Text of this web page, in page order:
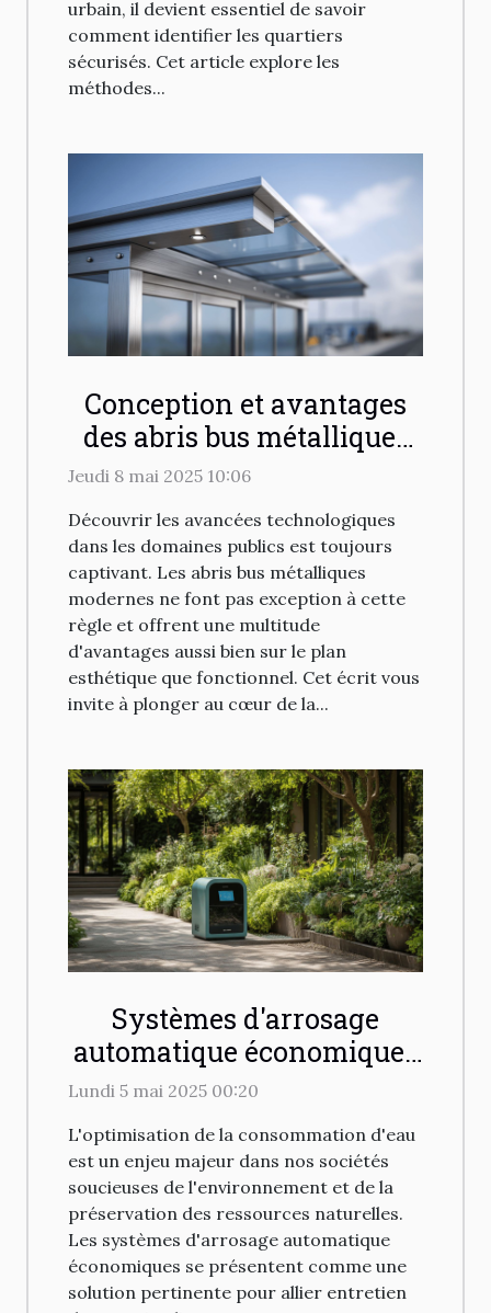
urbain, il devient essentiel de savoir
comment identifier les quartiers
sécurisés. Cet article explore les
méthodes...
Conception et avantages
des abris bus métalliques
modernes
Jeudi 8 mai 2025 10:06
Découvrir les avancées technologiques
dans les domaines publics est toujours
captivant. Les abris bus métalliques
modernes ne font pas exception à cette
règle et offrent une multitude
d'avantages aussi bien sur le plan
esthétique que fonctionnel. Cet écrit vous
invite à plonger au cœur de la...
Systèmes d'arrosage
automatique économiques
pour votre jardin
Lundi 5 mai 2025 00:20
L'optimisation de la consommation d'eau
est un enjeu majeur dans nos sociétés
soucieuses de l'environnement et de la
préservation des ressources naturelles.
Les systèmes d'arrosage automatique
économiques se présentent comme une
solution pertinente pour allier entretien